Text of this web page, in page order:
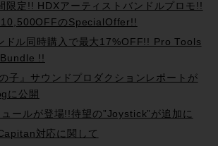
限定!! HDXアーティストバンドルプロモ!!
のSpecialOffer!!
ドル同時購入で最大17%OFF!! Pro Tools
Bundle !!
子』サウンドプロダクションレポートが
に公開
ールが登場!!待望の”Joystick”が追加に
対応に関して